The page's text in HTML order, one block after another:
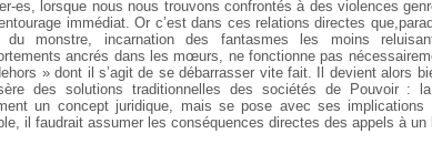
es, lorsque nous nous trouvons confrontés à des violences
immédiat. Or c’est dans ces relations directes
du monstre, incarnation des fantasmes les moins
ancrés dans les mœurs, ne fonctionne pas
» dont il s’agit de se débarrasser vite fait. Il devient alors
des solutions traditionnelles des sociétés de Pouvoir : la
un concept juridique, mais se pose avec ses
il faudrait assumer les conséquences directes des appels à un